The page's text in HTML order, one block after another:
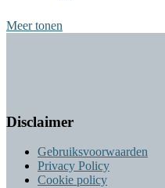
Meer tonen
Disclaimer
Gebruiksvoorwaarden
Privacy Policy
Cookie policy